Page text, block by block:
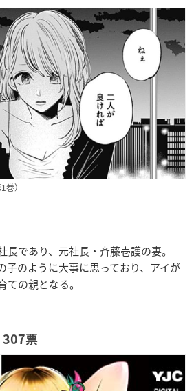
）
であり、元社長・斉藤壱護の妻。
子のように大事に思っており、アイが
の親となる。
307票